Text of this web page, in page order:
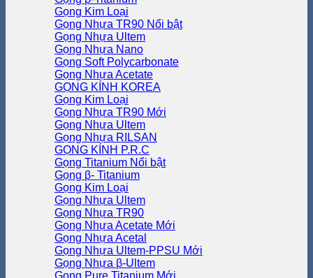
Gọng Kim Loại
Gọng Nhựa TR90
Gọng Nhựa Ultem
Gọng Nhựa Nano
Gọng Soft Polycarbonate
Gọng Nhựa Acetate
GỌNG KÍNH KOREA
Gọng Kim Loại
Gọng Nhựa TR90
Gọng Nhựa Ultem
Gọng Nhựa RILSAN
GỌNG KÍNH P.R.C
Gọng Titanium
Gọng β- Titanium
Gọng Kim Loại
Gọng Nhựa Ultem
Gọng Nhựa TR90
Gọng Nhựa Acetate
Gọng Nhựa Acetal
Gọng Nhựa Ultem-PPSU
Gọng Nhựa β-Ultem
Gọng Pure Titanium